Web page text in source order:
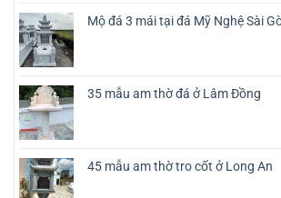
Mộ đá 3 mái tại đá Mỹ Nghệ Sài
35 mẫu am thờ đá ở Lâm Đồng
45 mẫu am thờ tro cốt ở Long An